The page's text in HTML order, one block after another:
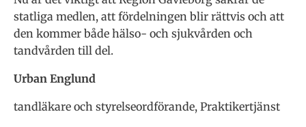
statliga medlen, att fördelningen blir rättvis och att
den kommer både hälso- och sjukvården och
tandvården till del.
Urban Englund
tandläkare och styrelseordförande, Praktikertjänst